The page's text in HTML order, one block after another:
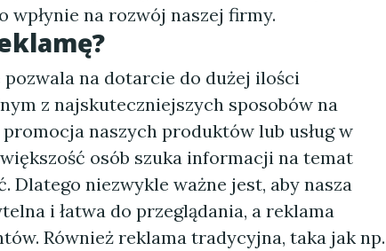
wpłynie na rozwój naszej firmy.
na dotarcie do dużej ilości
z najskuteczniejszych sposobów na
naszych produktów lub usług w
osób szuka informacji na temat
Dlatego niezwykle ważne jest, aby nasza
i łatwa do przeglądania, a reklama
Również reklama tradycyjna, taka jak np.